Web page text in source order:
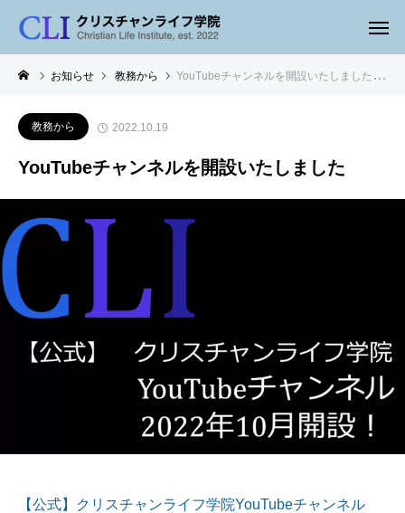
お知らせ 教務から YouTubeチャンネルを開設いたしました
教務から 2022.10.19
YouTubeチャンネルを開設いたしました
【公式】クリスチャンライフ学院YouTubeチャンネル